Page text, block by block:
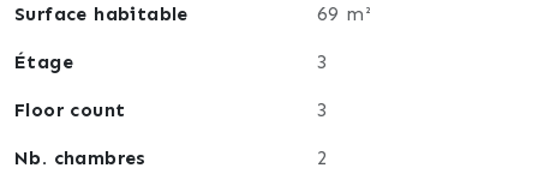
Surface habitable 69 m²
Étage 3
Floor count 3
Nb. chambres 2